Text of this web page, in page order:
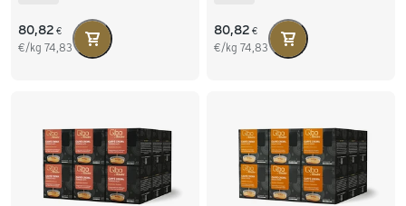
80,82 €
€/kg 74,83
80,82 €
€/kg 74,83